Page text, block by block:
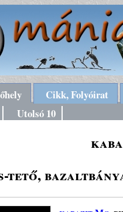
Cikk, Folyóirat
Utolsó 10
tető,